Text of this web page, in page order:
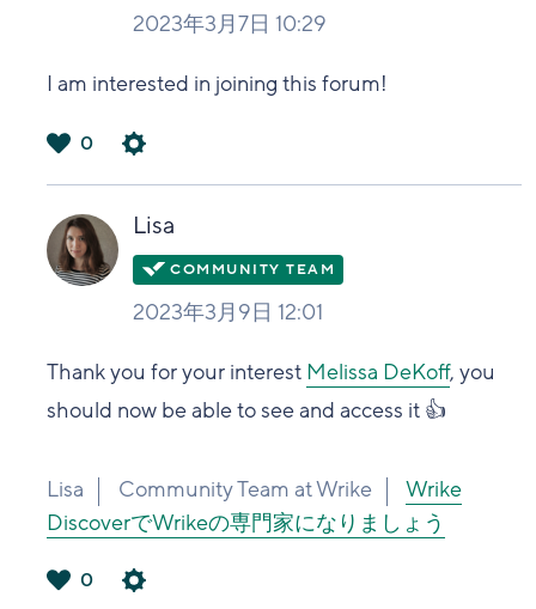
2023年3月7日 10:29
I am interested in joining this forum!
い
0
Lisa
2023年3月9日 12:01
Thank you for your interest Melissa DeKoff, you
should now be able to see and access it 👍
Lisa Community Team at Wrike
Wrike
DiscoverでWrikeの専門家になりましょう
0